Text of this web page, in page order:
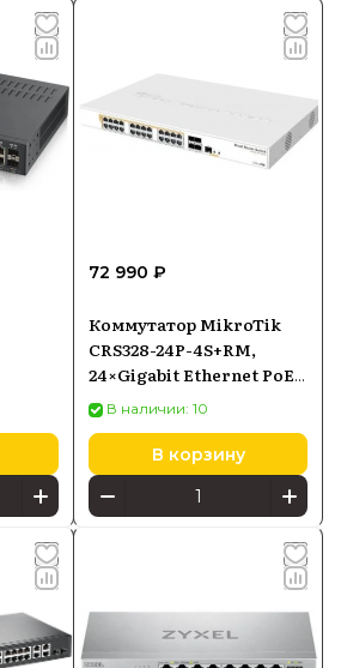
72 990 ₽
Коммутатор MikroTik
CRS328-24P-4S+RM,
24×Gigabit Ethernet PoE-
out, 4×SFP+
В наличии: 10
В корзину